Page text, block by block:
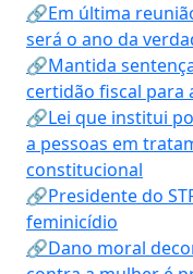
🔗Em última
será o ano da
🔗Mantida
certidão fiscal para
🔗Lei que institui
a pessoas em
constitucional
🔗Presidente do
feminicídio
🔗Dano moral